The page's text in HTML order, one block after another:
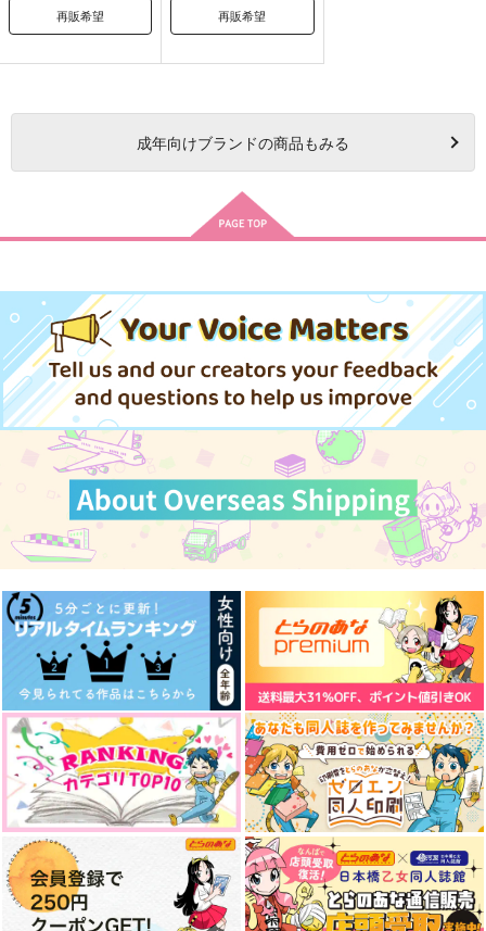
再販希望 再販希望
成年向けブランドの商品もみる